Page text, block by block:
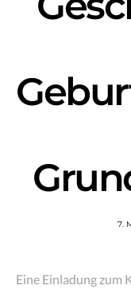
7.
Eine Einladung zum